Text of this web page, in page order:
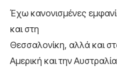
Έχω κανονισμένες
και στη
Θεσσαλονίκη, αλλά και
Αμερική και την